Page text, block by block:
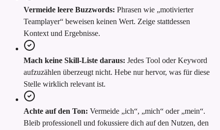
Vermeide leere Buzzwords: Phrasen wie „motivierter
Teamplayer“ beweisen keinen Wert. Zeige stattdessen
Kontext und Ergebnisse.
Mach keine Skill-Liste daraus: Jedes Tool oder Keyword
aufzuzählen überzeugt nicht. Hebe nur hervor, was für diese
Stelle wirklich relevant ist.
Achte auf den Ton: Vermeide „ich“, „mich“ oder „mein“.
Bleib professionell und fokussiere dich auf den Nutzen, den